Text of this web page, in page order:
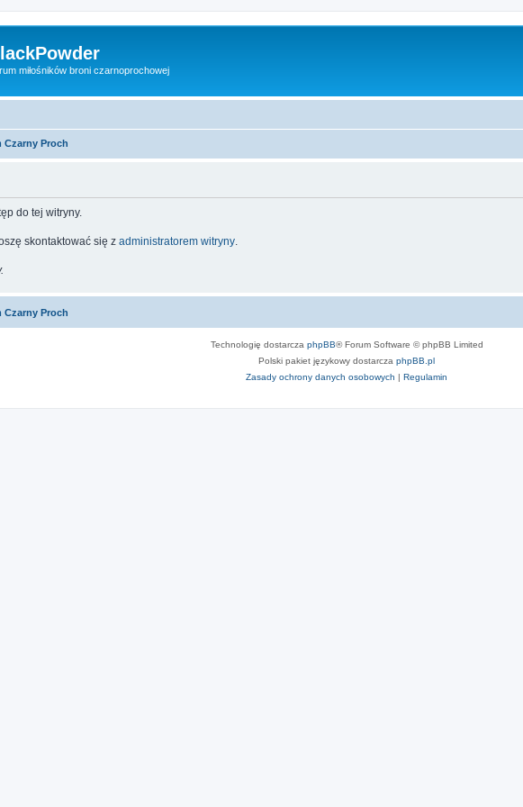
miłośników broni czarnoprochowej
Czarny Proch
do tej witryny.
skontaktować się z administratorem witryny
Czarny Proch
Technologię dostarcza phpBB® Forum Software © phpBB Limited
Polski pakiet językowy dostarcza phpBB.pl
Zasady ochrony danych osobowych | Regulamin